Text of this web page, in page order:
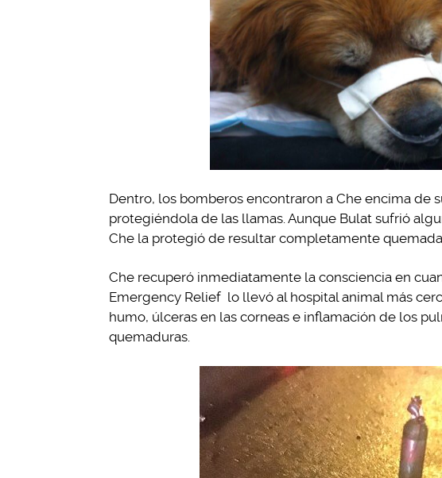
Dentro, los bomberos encontraron a Che encima de
protegiéndola de las llamas. Aunque Bulat sufrió
Che la protegió de resultar completamente
Che recuperó inmediatamente la consciencia en
Emergency Relief lo llevó al hospital animal más
humo, úlceras en las corneas e inflamación de los
quemaduras.